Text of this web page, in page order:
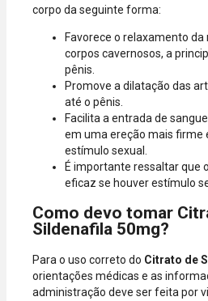
corpo da seguinte forma:
Favorece o relaxamento
corpos cavernosos, a
pênis.
Promove a dilatação das
até o pênis.
Facilita a entrada de
em uma ereção mais firme
estímulo sexual.
É importante ressaltar que
eficaz se houver estímulo
Como devo tomar
Sildenafila 50mg?
Para o uso correto do Citrato de
orientações médicas e as
administração deve ser feita por